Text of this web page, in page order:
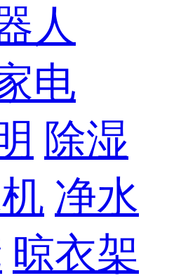
人
电
除湿
净水
晾衣架